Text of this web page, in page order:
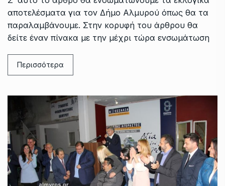
αποτελέσματα για τον Δήμο Αλμυρού όπως θα τα
παραλαμβάνουμε. Στην κορυφή του άρθρου θα
δείτε έναν πίνακα με την μέχρι τώρα ενσωμάτωση
Περισσότερα